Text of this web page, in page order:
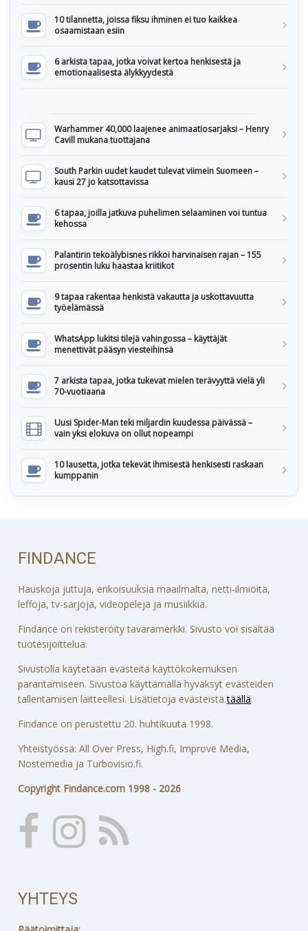
10 tilannetta, joissa fiksu ihminen ei tuo kaikkea
osaamistaan esiin
6 arkista tapaa, jotka voivat kertoa henkisestä ja
emotionaalisesta älykkyydestä
Warhammer 40,000 laajenee animaatiosarjaksi – Henry
Cavill mukana tuottajana
South Parkin uudet kaudet tulevat viimein Suomeen –
kausi 27 jo katsottavissa
6 tapaa, joilla jatkuva puhelimen selaaminen voi tuntua
kehossa
Palantirin tekoälybisnes rikkoi harvinaisen rajan – 155
prosentin luku haastaa kriitikot
9 tapaa rakentaa henkistä vakautta ja uskottavuutta
työelämässä
WhatsApp lukitsi tilejä vahingossa – käyttäjät
menettivät pääsyn viesteihinsä
7 arkista tapaa, jotka tukevat mielen terävyyttä vielä yli
70-vuotiaana
Uusi Spider-Man teki miljardin kuudessa päivässä –
vain yksi elokuva on ollut nopeampi
10 lausetta, jotka tekevät ihmisestä henkisesti raskaan
kumppanin
FINDANCE
Hauskoja juttuja, erikoisuuksia maailmalta, netti-ilmiöitä,
leffoja, tv-sarjoja, videopelejä ja musiikkia.
Findance on rekisteröity tavaramerkki. Sivusto voi sisältää
tuotesijoittelua.
Sivustolla käytetään evästeitä käyttökokemuksen
parantamiseen. Sivustoa käyttämällä hyväksyt evästeiden
tallentamisen laitteellesi. Lisätietoja evästeistätäällä.
Findance on perustettu 20. huhtikuuta 1998.
Yhteistyössä: All Over Press, High.fi, Improve Media,
Nostemedia ja Turbovisio.fi.
Copyright Findance.com 1998 - 2026
YHTEYS